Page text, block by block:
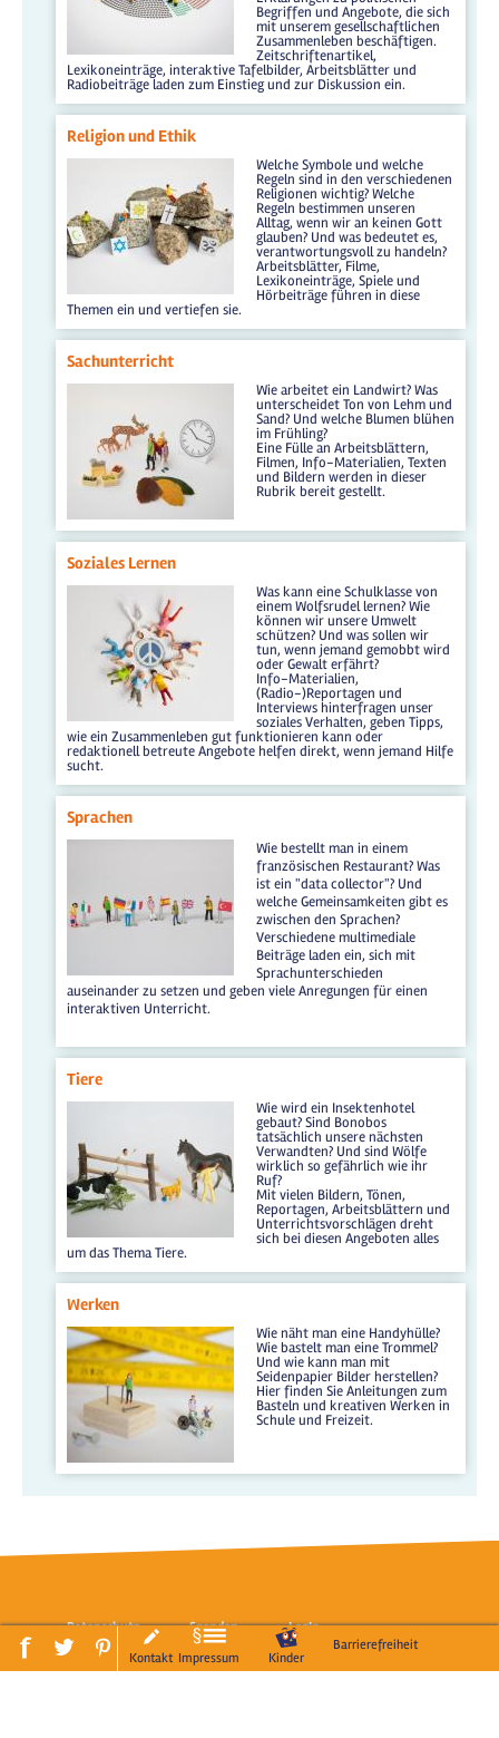
Begriffen und Angebote, die sich
mit unserem gesellschaftlichen
Zusammenleben beschäftigen.
Zeitschriftenartikel,
Lexikoneinträge, interaktive Tafelbilder, Arbeitsblätter und
Radiobeiträge laden zum Einstieg und zur Diskussion ein.
Religion und Ethik
Welche Symbole und welche
Regeln sind in den verschiedenen
Religionen wichtig? Welche
Regeln bestimmen unseren
Alltag, wenn wir an keinen Gott
glauben? Und was bedeutet es,
verantwortungsvoll zu handeln?
Arbeitsblätter, Filme,
Lexikoneinträge, Spiele und
Hörbeiträge führen in diese
Themen ein und vertiefen sie.
Sachunterricht
Wie arbeitet ein Landwirt? Was
unterscheidet Ton von Lehm und
Sand? Und welche Blumen blühen
im Frühling?
Eine Fülle an Arbeitsblättern,
Filmen, Info-Materialien, Texten
und Bildern werden in dieser
Rubrik bereit gestellt.
Soziales Lernen
Was kann eine Schulklasse von
einem Wolfsrudel lernen? Wie
können wir unsere Umwelt
schützen? Und was sollen wir
tun, wenn jemand gemobbt wird
oder Gewalt erfährt?
Info-Materialien,
(Radio-)Reportagen und
Interviews hinterfragen unser
soziales Verhalten, geben Tipps,
wie ein Zusammenleben gut funktionieren kann oder
redaktionell betreute Angebote helfen direkt, wenn jemand Hilfe
sucht.
Sprachen
Wie bestellt man in einem
französischen Restaurant? Was
ist ein "data collector"? Und
welche Gemeinsamkeiten gibt es
zwischen den Sprachen?
Verschiedene multimediale
Beiträge laden ein, sich mit
Sprachunterschieden
auseinander zu setzen und geben viele Anregungen für einen
interaktiven Unterricht.
Tiere
Wie wird ein Insektenhotel
gebaut? Sind Bonobos
tatsächlich unsere nächsten
Verwandten? Und sind Wölfe
wirklich so gefährlich wie ihr
Ruf?
Mit vielen Bildern, Tönen,
Reportagen, Arbeitsblättern und
Unterrichtsvorschlägen dreht
sich bei diesen Angeboten alles
um das Thema Tiere.
Werken
Wie näht man eine Handyhülle?
Wie bastelt man eine Trommel?
Und wie kann man mit
Seidenpapier Bilder herstellen?
Hier finden Sie Anleitungen zum
Basteln und kreativen Werken in
Schule und Freizeit.
Datenschutz Spenden LogIn
Kontakt Impressum Kinder
Barrierefreiheit